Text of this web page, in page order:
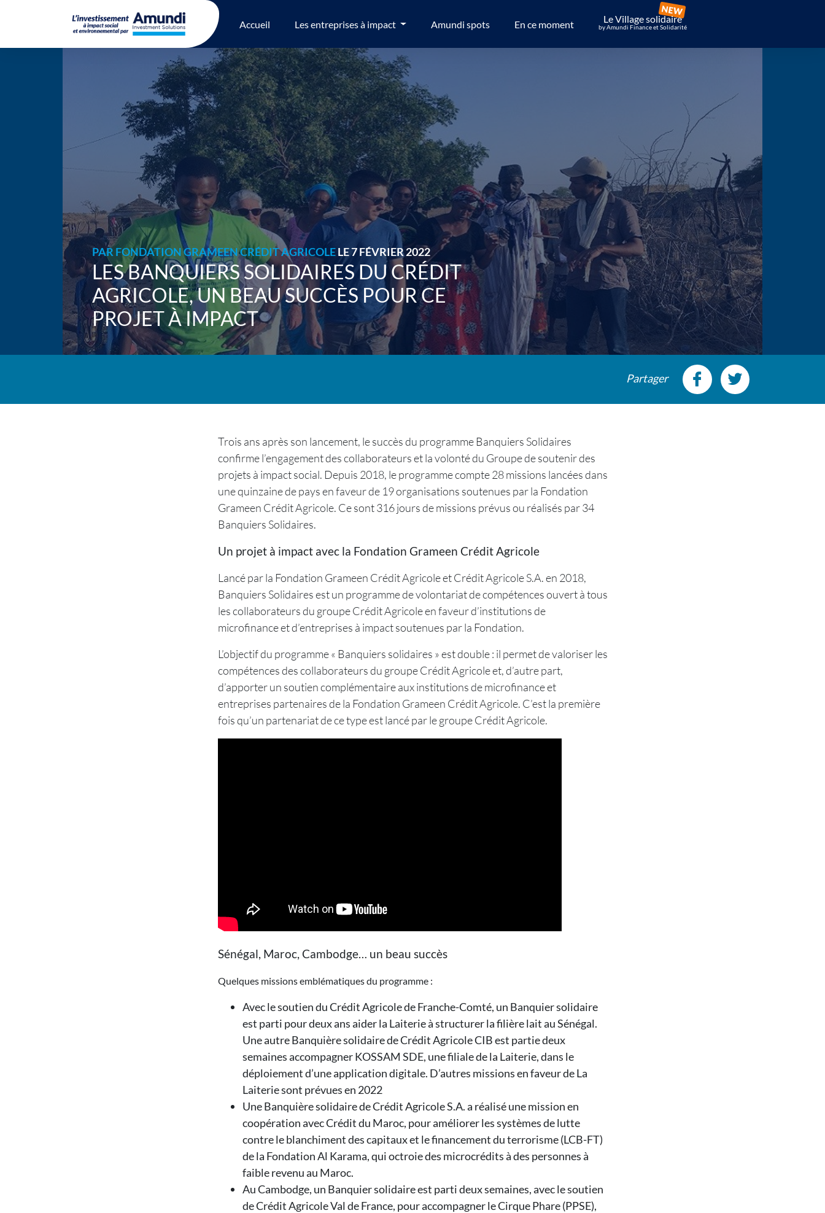
Accueil Les entreprises à impact Amundi spots En ce moment Le Village solidaire
by Amundi Finance et Solidarité
PAR FONDATION GRAMEEN CRÉDIT AGRICOLELE 7 FÉVRIER 2022
LES BANQUIERS SOLIDAIRES DU CRÉDIT
AGRICOLE, UN BEAU SUCCÈS POUR CE
PROJET À IMPACT
Partager
Trois ans après son lancement, le succès du programme Banquiers Solidaires
confirme l’engagement des collaborateurs et la volonté du Groupe de soutenir des
projets à impact social. Depuis 2018, le programme compte 28 missions lancées dans
une quinzaine de pays en faveur de 19 organisations soutenues par la Fondation
Grameen Crédit Agricole. Ce sont 316 jours de missions prévus ou réalisés par 34
Banquiers Solidaires.
Un projet à impact avec la Fondation Grameen Crédit Agricole
Lancé par la Fondation Grameen Crédit Agricole et Crédit Agricole S.A. en 2018,
Banquiers Solidaires est un programme de volontariat de compétences ouvert à tous
les collaborateurs du groupe Crédit Agricole en faveur d’institutions de
microfinance et d’entreprises à impact soutenues par la Fondation.
L’objectif du programme « Banquiers solidaires » est double : il permet de valoriser les
compétences des collaborateurs du groupe Crédit Agricole et, d’autre part,
d’apporter un soutien complémentaire aux institutions de microfinance et
entreprises partenaires de la Fondation Grameen Crédit Agricole. C’est la première
fois qu’un partenariat de ce type est lancé par le groupe Crédit Agricole.
Sénégal, Maroc, Cambodge… un beau succès
Quelques missions emblématiques du programme :
Avec le soutien du Crédit Agricole de Franche-Comté, un Banquier solidaire
est parti pour deux ans aider la Laiterie à structurer la filière lait au Sénégal.
Une autre Banquière solidaire de Crédit Agricole CIB est partie deux
semaines accompagner KOSSAM SDE, une filiale de la Laiterie, dans le
déploiement d’une application digitale. D’autres missions en faveur de La
Laiterie sont prévues en 2022
Une Banquière solidaire de Crédit Agricole S.A. a réalisé une mission en
coopération avec Crédit du Maroc, pour améliorer les systèmes de lutte
contre le blanchiment des capitaux et le financement du terrorisme (LCB-FT)
de la Fondation Al Karama, qui octroie des microcrédits à des personnes à
faible revenu au Maroc.
Au Cambodge, un Banquier solidaire est parti deux semaines, avec le soutien
de Crédit Agricole Val de France, pour accompagner le Cirque Phare (PPSE),